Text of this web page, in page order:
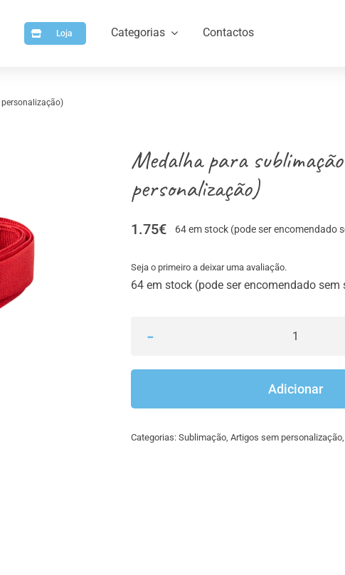
Loja Categorias
Personalizar
Contactos
Medalha para
personalização)
1.75€ 64 em stock (pode ser encomendado
Seja o primeiro a deixar uma avaliação.
64 em stock (pode ser encomendado sem
Medalha
(sem
Adicionar
Categorias: Sublimação, Artigos sem personalização,